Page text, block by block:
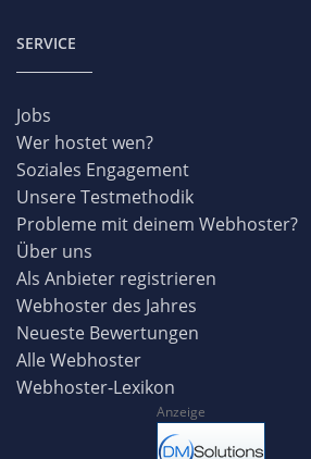
SERVICE
Jobs
Wer hostet wen?
Soziales Engagement
Unsere Testmethodik
Probleme mit deinem Webhoster?
Über uns
Als Anbieter registrieren
Webhoster des Jahres
Neueste Bewertungen
Alle Webhoster
Webhoster-Lexikon
Anzeige